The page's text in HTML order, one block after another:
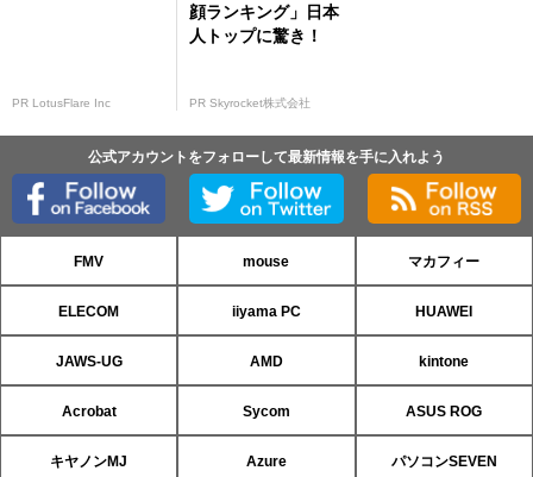
PR LotusFlare Inc
顔ランキング」日本
人トップに驚き！
PR Skyrocket株式会社
公式アカウントをフォローして最新情報を手に入れよう
FMV mouse マカフィー
ELECOM iiyama PC HUAWEI
JAWS-UG AMD kintone
Acrobat Sycom ASUS ROG
キヤノンMJ Azure パソコンSEVEN